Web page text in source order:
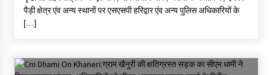
पैड़ी क्षेत्र एंव अन्य स्थानों पर एसएसपी हरिद्वार एंव अन्य पुलिस अधिकारियों के
[…]